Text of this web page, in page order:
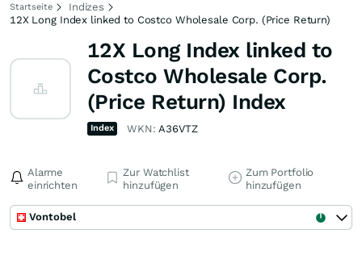
Startseite
Indizes
12X Long Index linked to Costco Wholesale Corp. (Price Return)
12X Long Index linked to
Costco Wholesale Corp.
(Price Return) Index
Index WKN:A36VTZ
Alarme
einrichten
Zur Watchlist
hinzufügen
Zum Portfolio
hinzufügen
Vontobel